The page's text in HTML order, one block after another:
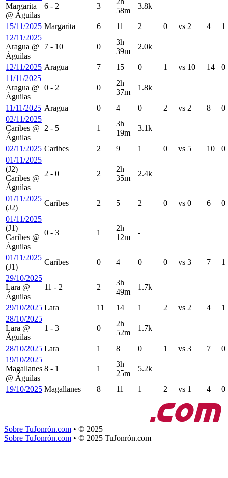
Margarita
@ Águilas
6 - 2 3
58m
3.8k
15/11/2025 Margarita 6 11 2 0 vs 2 4
1
12/11/2025
Aragua @
Águilas
7 - 10 0
3h
39m
2.0k
12/11/2025 Aragua 7 15 0 1 vs 10 14
0
11/11/2025
Aragua @
Águilas
0 - 2 0
2h
37m
1.8k
11/11/2025 Aragua 0 4 0 2 vs 2 8
0
02/11/2025
Caribes @
Águilas
2 - 5 1
3h
19m
3.1k
02/11/2025 Caribes 2 9 1 0 vs 5 10
0
01/11/2025
(J2)
Caribes @
Águilas
2 - 0 2
2h
35m
2.4k
01/11/2025
(J2)
Caribes 2 5 2 0 vs 0 6
0
01/11/2025
(J1)
Caribes @
Águilas
0 - 3 1
2h
12m
-
01/11/2025
(J1)
Caribes 0 4 0 0 vs 3 7
1
29/10/2025
Lara @
Águilas
11 - 2 2
3h
49m
1.7k
29/10/2025 Lara 11 14 1 2 vs 2 4
1
28/10/2025
Lara @
Águilas
1 - 3 0
2h
52m
1.7k
28/10/2025 Lara 1 8 0 1 vs 3 7
0
19/10/2025
Magallanes
@ Águilas
8 - 1 1
3h
25m
5.2k
19/10/2025 Magallanes 8 11 1 2 vs 1 4 0
Sobre TuJonrón.com • © 2025
Sobre TuJonrón.com • © 2025 TuJonrón.com